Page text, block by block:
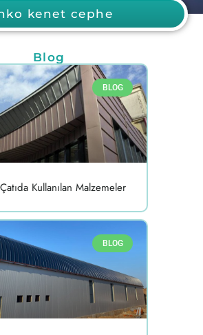
kenet cephe
Blog
BLOG
Kullanılan Malzemeler
BLOG